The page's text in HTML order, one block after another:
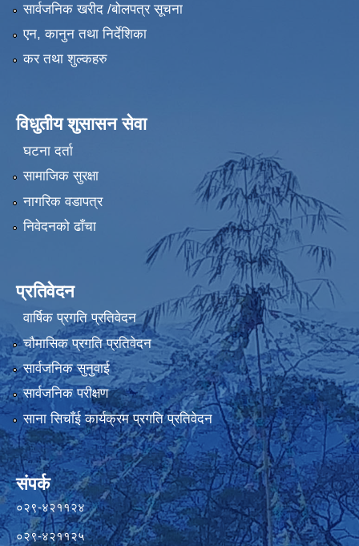
सार्वजनिक खरीद /बोलपत्र सूचना
एन, कानुन तथा निर्देशिका
कर तथा शुल्कहरु
विधुतीय शुसासन सेवा
घटना दर्ता
सामाजिक सुरक्षा
नागरिक वडापत्र
निवेदनको ढाँचा
प्रतिवेदन
वार्षिक प्रगति प्रतिवेदन
चौमासिक प्रगति प्रतिवेदन
सार्वजनिक सुनुवाई
सार्वजनिक परीक्षण
साना सिचाँई कार्यक्रम प्रगति प्रतिवेदन
संपर्क
०२९-४२११२४
०२९-४२११२५